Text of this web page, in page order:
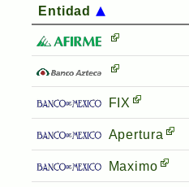
Entidad
FIX
Apertura
Maximo